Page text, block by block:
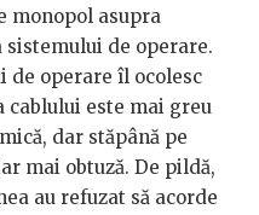
monopol asupra
sistemului de operare.
de operare îl ocolesc
cablului este mai greu
dar stăpână pe
mai obtuză. De pildă,
au refuzat să acorde